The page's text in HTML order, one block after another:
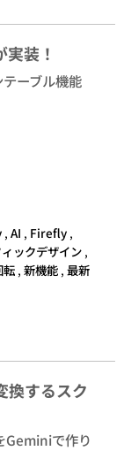
装！
ーブル機能
, AI , Firefly ,
ックデザイン,
転 , 新機能 , 最新
換するスク
Geminiで作り